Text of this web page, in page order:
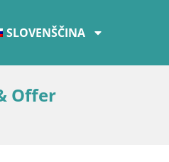
SLOVENŠČINA
Offer